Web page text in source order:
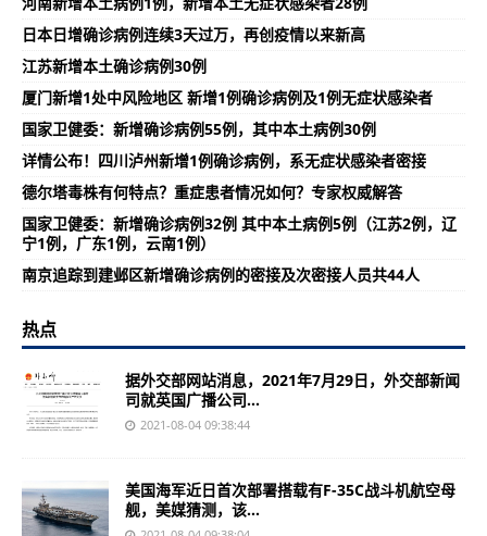
日本日增确诊病例连续3天过万，再创疫情以来新高
江苏新增本土确诊病例30例
厦门新增1处中风险地区 新增1例确诊病例及1例无症状感染者
国家卫健委：新增确诊病例55例，其中本土病例30例
详情公布！四川泸州新增1例确诊病例，系无症状感染者密接
德尔塔毒株有何特点？重症患者情况如何？专家权威解答
国家卫健委：新增确诊病例32例 其中本土病例5例（江苏2例，辽
宁1例，广东1例，云南1例）
南京追踪到建邺区新增确诊病例的密接及次密接人员共44人
热点
据外交部网站消息，2021年7月29日，外交部新闻
司就英国广播公司...
2021-08-04 09:38:44
美国海军近日首次部署搭载有F-35C战斗机航空母
舰，美媒猜测，该...